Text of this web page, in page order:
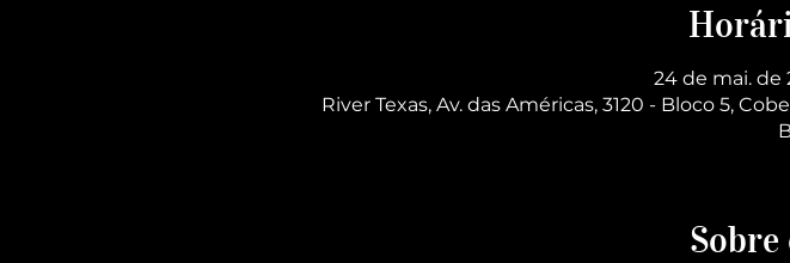
24 de mai. de
River Texas, Av. das Américas, 3120 - Bloco 5,
Sobre